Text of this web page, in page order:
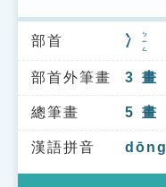
索引選單
知識索引
單字索引
生命大百科索引
部首 冫 ㄅㄧㄥ
部首外筆畫 3 畫
總筆畫 5 畫
漢語拼音 dōng